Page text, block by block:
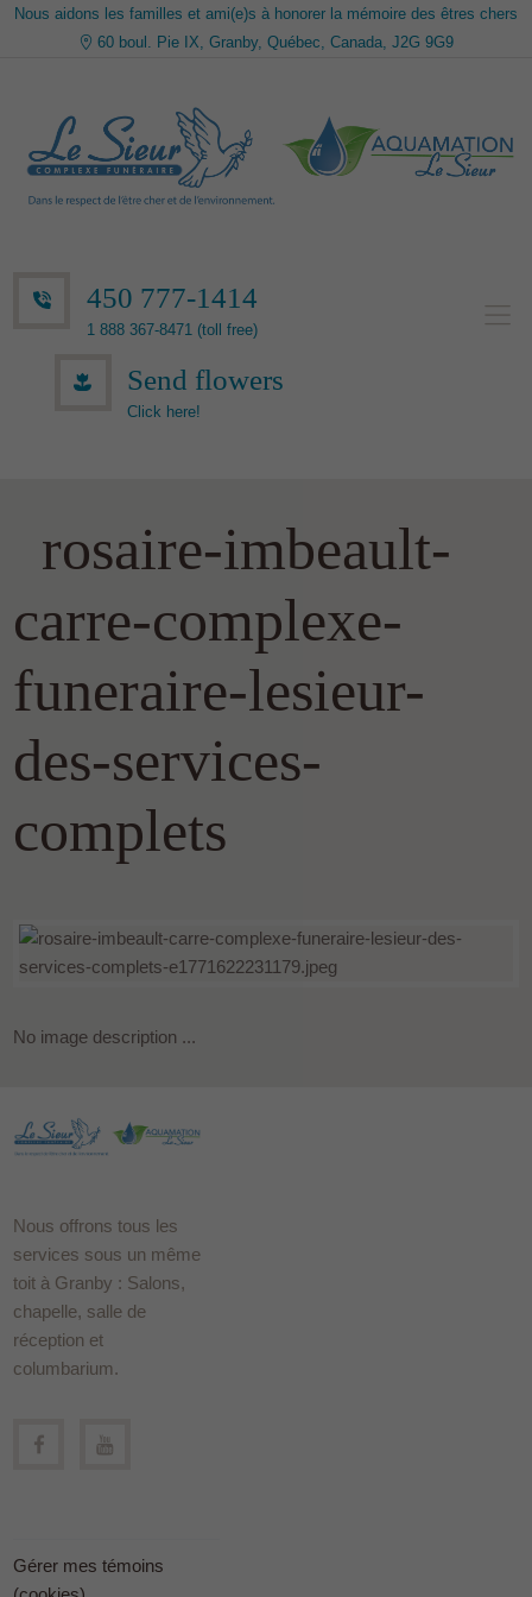
Nous aidons les familles et ami(e)s à honorer la mémoire des êtres chers
60 boul. Pie IX, Granby, Québec, Canada, J2G 9G9
450 777-1414
1 888 367-8471 (toll free)
Send flowers
Click here!
rosaire-imbeault-
carre-complexe-
funeraire-lesieur-
des-services-
complets
No image description ...
Nous offrons tous les
services sous un même
toit à Granby : Salons,
chapelle, salle de
réception et
columbarium.
Gérer mes témoins